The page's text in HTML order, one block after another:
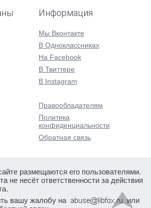
Информация
Мы Вконтакте
В Одноклассниках
На Facebook
В Твиттере
В Instagram
Правообладателям
Политика
конфиденциальности
Обратная связь
размещаются его пользователями.
не несёт ответственности за действия
вашу жалобу на
или